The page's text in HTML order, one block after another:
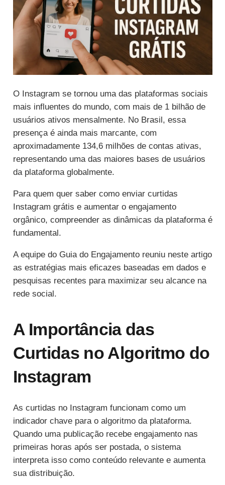
O Instagram se tornou uma das plataformas sociais
mais influentes do mundo, com mais de 1 bilhão de
usuários ativos mensalmente. No Brasil, essa
presença é ainda mais marcante, com
aproximadamente 134,6 milhões de contas ativas,
representando uma das maiores bases de usuários
da plataforma globalmente.
Para quem quer saber como enviar curtidas
Instagram grátis e aumentar o engajamento
orgânico, compreender as dinâmicas da plataforma é
fundamental.
A equipe do Guia do Engajamento reuniu neste artigo
as estratégias mais eficazes baseadas em dados e
pesquisas recentes para maximizar seu alcance na
rede social.
A Importância das
Curtidas no Algoritmo do
Instagram
As curtidas no Instagram funcionam como um
indicador chave para o algoritmo da plataforma.
Quando uma publicação recebe engajamento nas
primeiras horas após ser postada, o sistema
interpreta isso como conteúdo relevante e aumenta
sua distribuição.